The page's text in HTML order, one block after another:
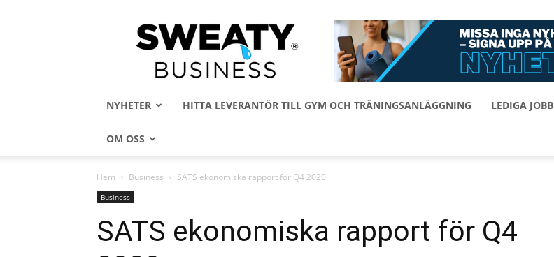
Sweaty
Business
NYHETER HITTA LEVERANTÖR TILL GYM OCH TRÄNINGSANLÄGGNING LEDIGA JOBB
OM OSS
Hem Business SATS ekonomiska rapport för Q4 2020
Business
SATS ekonomiska rapport för Q4